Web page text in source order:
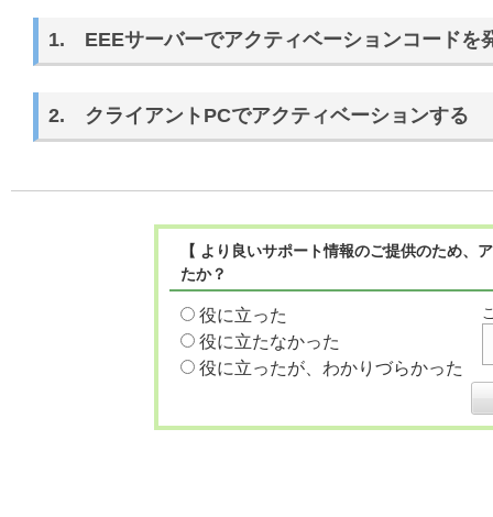
1. EEEサーバーでアクティベーションコードを
2. クライアントPCでアクティベーションする
【 より良いサポート情報のご提供のため
たか？
役に立った
役に立たなかった
役に立ったが、わかりづらかった